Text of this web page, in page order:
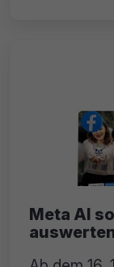
Meta AI